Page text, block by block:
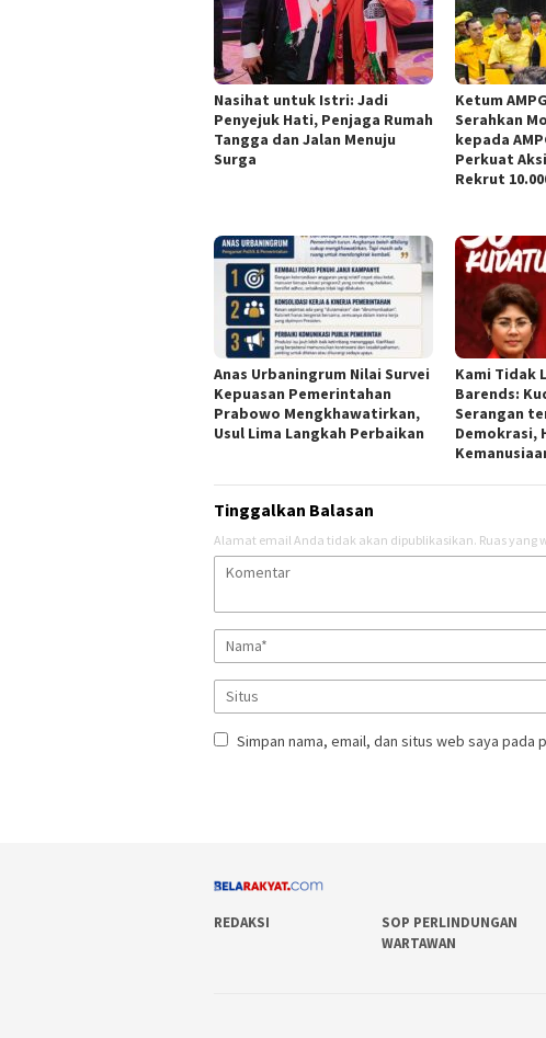
Nasihat untuk Istri: Jadi
Penyejuk Hati, Penjaga Rumah
Tangga dan Jalan Menuju
Surga
Ketum
Serahkan
kepada
Perkuat
Rekrut
Anas Urbaningrum Nilai Survei
Kepuasan Pemerintahan
Prabowo Mengkhawatirkan,
Usul Lima Langkah Perbaikan
Kami Tidak
Barends:
Serangan
Demokrasi,
Tinggalkan Balasan
Alamat email Anda tidak akan dipublikasikan. Ruas yang
Simpan nama, email, dan situs web saya
REDAKSI
SOP PERLINDUNGAN
WARTAWAN